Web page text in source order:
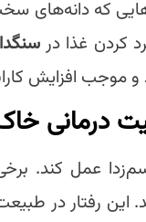
که دانه‌های
کردن غذا در
موجب افزایش
درمانی
عمل کند.
این رفتار در